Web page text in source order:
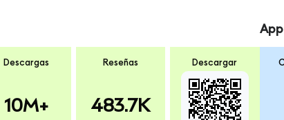
Descargas
10M+
Reseñas
483.7K
Descargar